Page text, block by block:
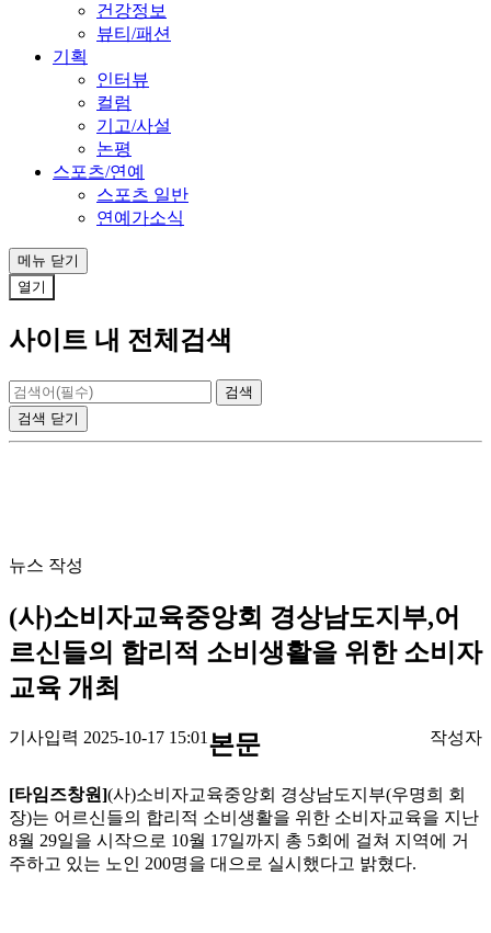
건강정보
뷰티/패션
기획
인터뷰
컬럼
기고/사설
논평
스포츠/연예
스포츠 일반
연예가소식
메뉴 닫기
열기
사이트 내 전체검색
검색 닫기
뉴스 작성
(사)소비자교육중앙회 경상남도지부,어
르신들의 합리적 소비생활을 위한 소비자
교육 개최
기사입력 2025-10-17 15:01 작성자
본문
[타임즈창원](사)소비자교육중앙회 경상남도지부(우명희 회
장)는 어르신들의 합리적 소비생활을 위한 소비자교육을 지난
8월 29일을 시작으로 10월 17일까지 총 5회에 걸쳐 지역에 거
주하고 있는 노인 200명을 대으로 실시했다고 밝혔다.